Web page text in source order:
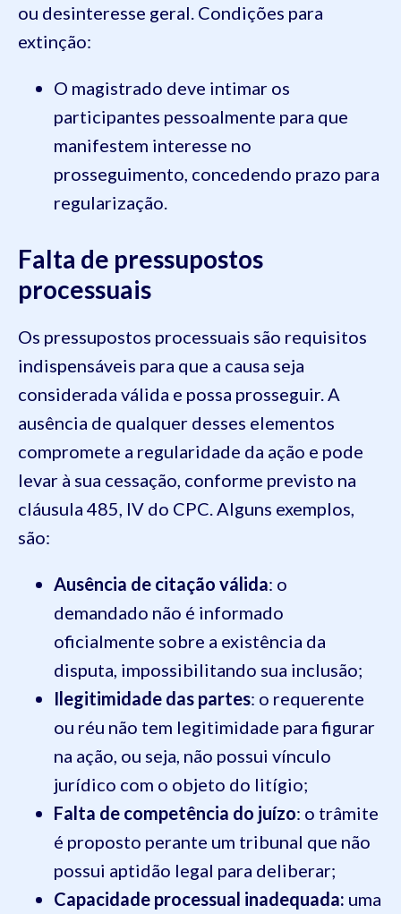
ou desinteresse geral. Condições para
extinção:
O magistrado deve intimar os
participantes pessoalmente para que
manifestem interesse no
prosseguimento, concedendo prazo para
regularização.
Falta de pressupostos
processuais
Os pressupostos processuais são requisitos
indispensáveis para que a causa seja
considerada válida e possa prosseguir. A
ausência de qualquer desses elementos
compromete a regularidade da ação e pode
levar à sua cessação, conforme previsto na
cláusula 485, IV do CPC. Alguns exemplos,
são:
Ausência de citação válida: o
demandado não é informado
oficialmente sobre a existência da
disputa, impossibilitando sua inclusão;
Ilegitimidade das partes: o requerente
ou réu não tem legitimidade para figurar
na ação, ou seja, não possui vínculo
jurídico com o objeto do litígio;
Falta de competência do juízo: o trâmite
é proposto perante um tribunal que não
possui aptidão legal para deliberar;
Capacidade processual inadequada: uma